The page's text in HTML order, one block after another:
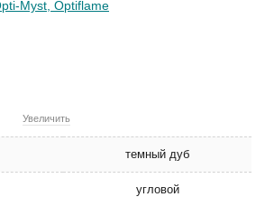
Увеличить
темный дуб
угловой